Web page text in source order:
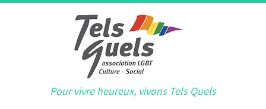
Pour vivre heureux, vivons Tels Quels